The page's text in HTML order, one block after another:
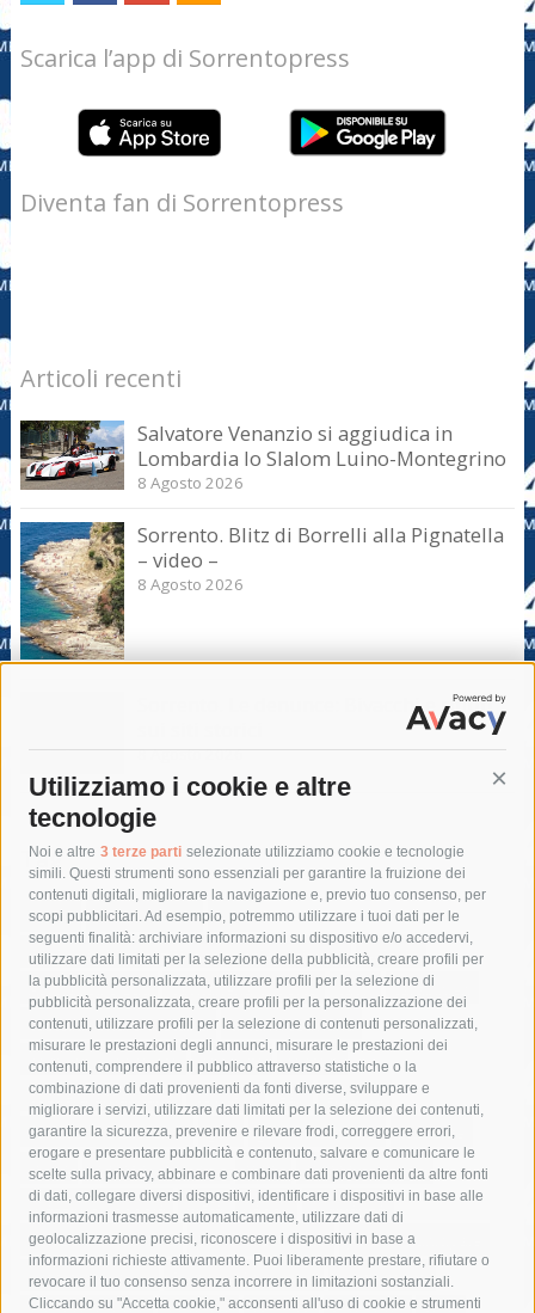
Utilizziamo i cookie e altre
tecnologie
Noi e altre 3 terze parti selezionate utilizziamo cookie e tecnologie
simili. Questi strumenti sono essenziali per garantire la fruizione dei
contenuti digitali, migliorare la navigazione e, previo tuo consenso, per
scopi pubblicitari. Ad esempio, potremmo utilizzare i tuoi dati per le
seguenti finalità: archiviare informazioni su dispositivo e/o accedervi,
utilizzare dati limitati per la selezione della pubblicità, creare profili per
la pubblicità personalizzata, utilizzare profili per la selezione di
pubblicità personalizzata, creare profili per la personalizzazione dei
contenuti, utilizzare profili per la selezione di contenuti personalizzati,
misurare le prestazioni degli annunci, misurare le prestazioni dei
contenuti, comprendere il pubblico attraverso statistiche o la
combinazione di dati provenienti da fonti diverse, sviluppare e
migliorare i servizi, utilizzare dati limitati per la selezione dei contenuti,
garantire la sicurezza, prevenire e rilevare frodi, correggere errori,
erogare e presentare pubblicità e contenuto, salvare e comunicare le
scelte sulla privacy, abbinare e combinare dati provenienti da altre fonti
di dati, collegare diversi dispositivi, identificare i dispositivi in base alle
informazioni trasmesse automaticamente, utilizzare dati di
geolocalizzazione precisi, riconoscere i dispositivi in base a
informazioni richieste attivamente. Puoi liberamente prestare, rifiutare o
revocare il tuo consenso senza incorrere in limitazioni sostanziali.
Cliccando su "Accetta cookie," acconsenti all'uso di cookie e strumenti
Scarica l’app di Sorrentopress
Diventa fan di Sorrentopress
Articoli recenti
Salvatore Venanzio si aggiudica in
Lombardia lo Slalom Luino-Montegrino
8 Agosto 2026
Sorrento. Blitz di Borrelli alla Pignatella
– video –
8 Agosto 2026
Sorrento. Le denunce: Bivacchi e rifiuti
8 Agosto 2026
Tag
acqua allerta meteo
anas
area marina protetta di punta campanella
arresto
Asl Napoli 3 sud
capitaneria di porto capri
carabinieri
castellammare di stabia
circumvesuviana
comune di sorrento
concerto
contagi
costiera amalfitana
covid-19 eav
elezioni
fondazione sorrento
gori guardia costiera
incidente
lavori
lorenzo balducelli mare
massa lubrense
massimo coppola
Meta napoli
ordinanza
penisola sorrentina
piano di sorrento
polizia municipale
protezione civile
Regione Campania
sant'agnello